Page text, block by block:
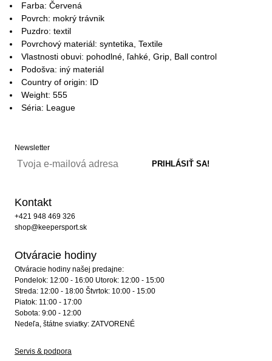
Farba: Červená
Povrch: mokrý trávnik
Puzdro: textil
Povrchový materiál: syntetika, Textile
Vlastnosti obuvi: pohodlné, ľahké, Grip, Ball control
Podošva: iný materiál
Country of origin: ID
Weight: 555
Séria: League
Newsletter
Kontakt
+421 948 469 326
shop@keepersport.sk
Otváracie hodiny
Otváracie hodiny našej predajne:
Pondelok: 12:00 - 16:00 Utorok: 12:00 - 15:00
Streda: 12:00 - 18:00 Štvrtok: 10:00 - 15:00
Piatok: 11:00 - 17:00
Sobota: 9:00 - 12:00
Nedeľa, štátne sviatky: ZATVORENÉ
Servis & podpora